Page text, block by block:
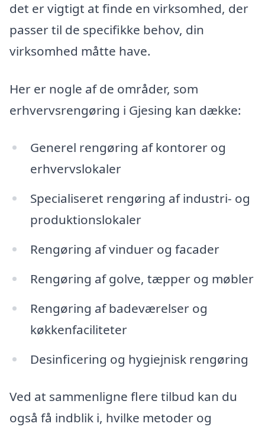
det er vigtigt at finde en virksomhed, der
passer til de specifikke behov, din
virksomhed måtte have.
Her er nogle af de områder, som
erhvervsrengøring i Gjesing kan dække:
Generel rengøring af kontorer og
erhvervslokaler
Specialiseret rengøring af industri- og
produktionslokaler
Rengøring af vinduer og facader
Rengøring af golve, tæpper og møbler
Rengøring af badeværelser og
køkkenfaciliteter
Desinficering og hygiejnisk rengøring
Ved at sammenligne flere tilbud kan du
også få indblik i, hvilke metoder og